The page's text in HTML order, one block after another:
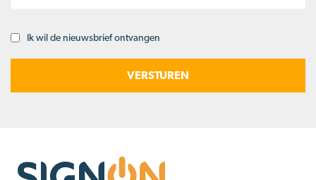
Opt-Ik wil de nieuwsbrief ontvangen